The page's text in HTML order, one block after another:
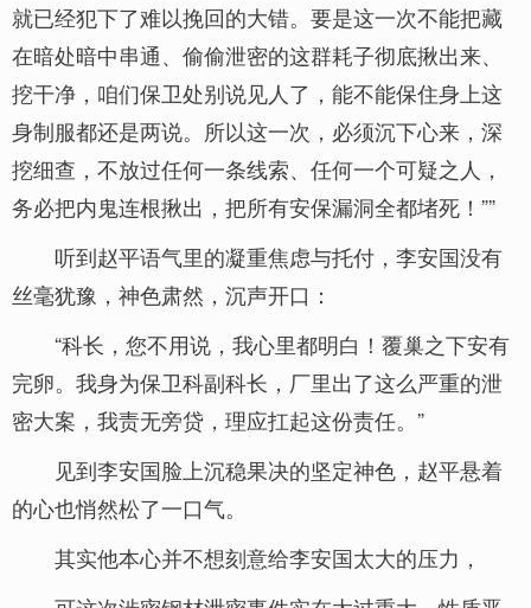
就已经犯下了难以挽回的大错。要是这一次不能把藏
在暗处暗中串通、偷偷泄密的这群耗子彻底揪出来、
挖干净，咱们保卫处别说见人了，能不能保住身上这
身制服都还是两说。所以这一次，必须沉下心来，深
挖细查，不放过任何一条线索、任何一个可疑之人，
务必把内鬼连根揪出，把所有安保漏洞全都堵死！””
听到赵平语气里的凝重焦虑与托付，李安国没有
丝毫犹豫，神色肃然，沉声开口：
“科长，您不用说，我心里都明白！覆巢之下安有
完卵。我身为保卫科副科长，厂里出了这么严重的泄
密大案，我责无旁贷，理应扛起这份责任。”
见到李安国脸上沉稳果决的坚定神色，赵平悬着
的心也悄然松了一口气。
其实他本心并不想刻意给李安国太大的压力，